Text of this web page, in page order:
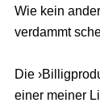
Wie kein
verdammt
Die
einer meiner